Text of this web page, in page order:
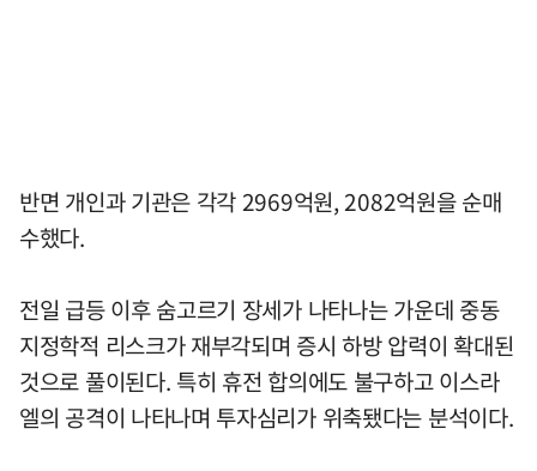
반면 개인과 기관은 각각 2969억원, 2082억원을 순매
수했다.
전일 급등 이후 숨고르기 장세가 나타나는 가운데 중동
지정학적 리스크가 재부각되며 증시 하방 압력이 확대된
것으로 풀이된다. 특히 휴전 합의에도 불구하고 이스라
엘의 공격이 나타나며 투자심리가 위축됐다는 분석이다.